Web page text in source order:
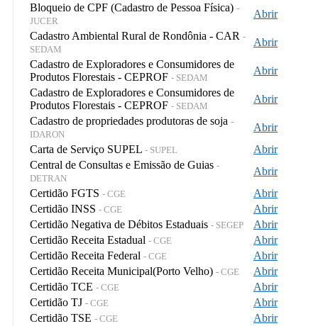
Bloqueio de CPF (Cadastro de Pessoa Física) -
JUCER
Abrir
Cadastro Ambiental Rural de Rondônia - CAR -
SEDAM
Abrir
Cadastro de Exploradores e Consumidores de
Produtos Florestais - CEPROF - SEDAM
Abrir
Cadastro de Exploradores e Consumidores de
Produtos Florestais - CEPROF - SEDAM
Abrir
Cadastro de propriedades produtoras de soja -
IDARON
Abrir
Carta de Serviço SUPEL - SUPEL
Abrir
Central de Consultas e Emissão de Guias -
DETRAN
Abrir
Certidão FGTS - CGE
Abrir
Certidão INSS - CGE
Abrir
Certidão Negativa de Débitos Estaduais - SEGEP
Abrir
Certidão Receita Estadual - CGE
Abrir
Certidão Receita Federal - CGE
Abrir
Certidão Receita Municipal(Porto Velho) - CGE
Abrir
Certidão TCE - CGE
Abrir
Certidão TJ - CGE
Abrir
Certidão TSE - CGE
Abrir